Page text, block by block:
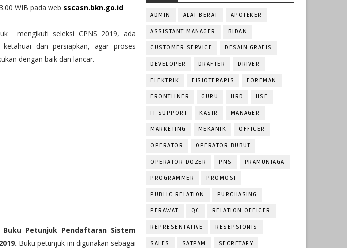
WIB pada web sscasn.bkn.go.id
mengikuti seleksi CPNS 2019, ada
dan persiapkan, agar proses
dengan baik dan lancar.
Buku Petunjuk Pendaftaran Sistem
Buku petunjuk ini digunakan sebagai
ADMIN ALAT BERAT APOTEKER
ASSISTANT MANAGER BIDAN
CUSTOMER SERVICE DESAIN GRAFIS
DEVELOPER DRAFTER DRIVER
ELEKTRIK FISIOTERAPIS FOREMAN
FRONTLINER GURU HRD HSE
IT SUPPORT KASIR MANAGER
MARKETING MEKANIK OFFICER
OPERATOR OPERATOR BUBUT
OPERATOR DOZER PNS PRAMUNIAGA
PROGRAMMER PROMOSI
PUBLIC RELATION PURCHASING
PERAWAT QC RELATION OFFICER
REPRESENTATIVE RESEPSIONIS
SALES SATPAM SECRETARY